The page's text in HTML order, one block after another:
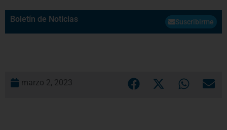
Boletín de Noticias Suscribirme
marzo 2, 2023